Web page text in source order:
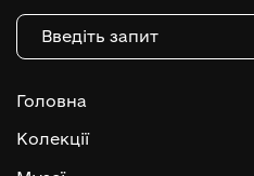
Головна
Колекції